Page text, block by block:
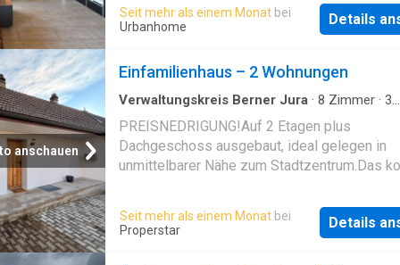
Seit mehr als einem Monat bei
Urbanhome
Details
anschauen
Einfamilienhaus – 2 Wohnungen
Verwaltungskreis Berner Jura · 8 Zimmer · 3
Garten
PREISNEDRIGUNG!Auf 2 Etagen plus
Dachgeschoss ausgebaut, ideal gelegen in
unmittelbarer Nähe zum Stadtzentrum.Das
Zimmer-Apartment.Das untere Geschoss
grosses 2.5-Zimmer-Apartment, welches
Seit mehr als einem Monat bei
Properstar
Details